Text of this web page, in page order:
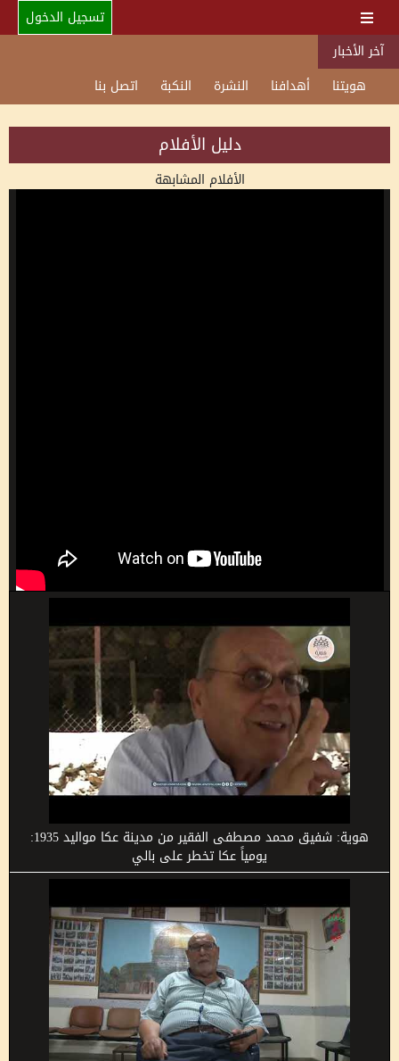
تسجيل الدخول
آخر الأخبار
هويتنا
أهدافنا النشرة النكبة اتصل بنا
دليل الأفلام
الأفلام المشابهة
هوية: شفيق محمد مصطفى الفقير من مدينة عكا مواليد 1935:
يومياً عكا تخطر على بالي